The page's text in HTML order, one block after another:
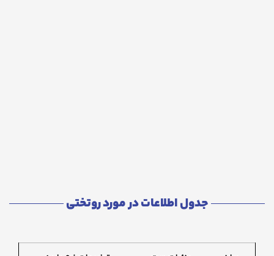
جدول اطلاعات در مورد روتختی